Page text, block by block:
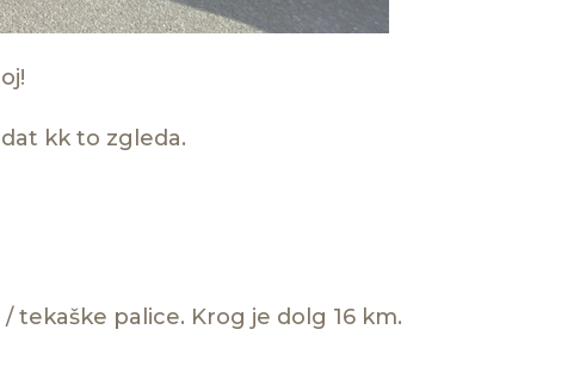
kk to zgleda.
palice. Krog je dolg 16 km.